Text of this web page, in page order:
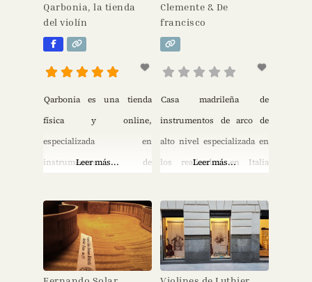
restauración.
Qarbonia, la tienda
del violín
Qarbonia es una tienda
física y online,
especializada en
instrumentos de
viola y violonchelo) y en
toda clase de estuches,
arcos y accesorios. Ofrece
asesoramiento
Leer más...
Clemente & De
francisco
Casa madrileña de
instrumentos de arco de
alto nivel especializada en
los realizados en Italia
Para grandes concertistas,
coleccionistas e
inversores.
Leer más...